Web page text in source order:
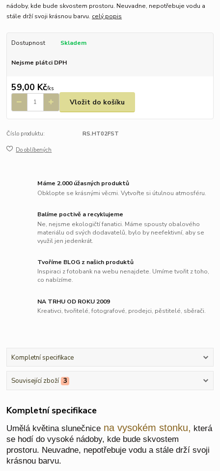
nádoby, kde bude skvostem prostoru. Neuvadne, nepotřebuje vodu a
stále drží svoji krásnou barvu. celý popis
Dostupnost Skladem
Nejsme plátci DPH
59,00 Kč/ks
Vložit do košíku
Číslo produktu: RS.HT02FST
Do oblíbených
Máme 2.000 úžasných produktů
Obklopte se krásnými věcmi. Vytvořte si útulnou atmosféru.
Balíme poctivě a recyklujeme
Ne, nejsme ekologičtí fanatici. Máme spousty obalového
materiálu od svých dodavatelů, bylo by neefektivní, aby se
využil jen jedenkrát.
Tvoříme BLOG z našich produktů
Inspiraci z fotobank na webu nenajdete. Umíme tvořit z toho,
co nabízíme.
NA TRHU OD ROKU 2009
Kreativci, tvořitelé, fotografové, prodejci, pěstitelé, sběrači.
Kompletní specifikace
Související zboží 3
Kompletní specifikace
Umělá květina slunečnice na vysokém stonku, která
se hodí do vysoké nádoby, kde bude skvostem
prostoru. Neuvadne, nepotřebuje vodu a stále drží svoji
krásnou barvu.